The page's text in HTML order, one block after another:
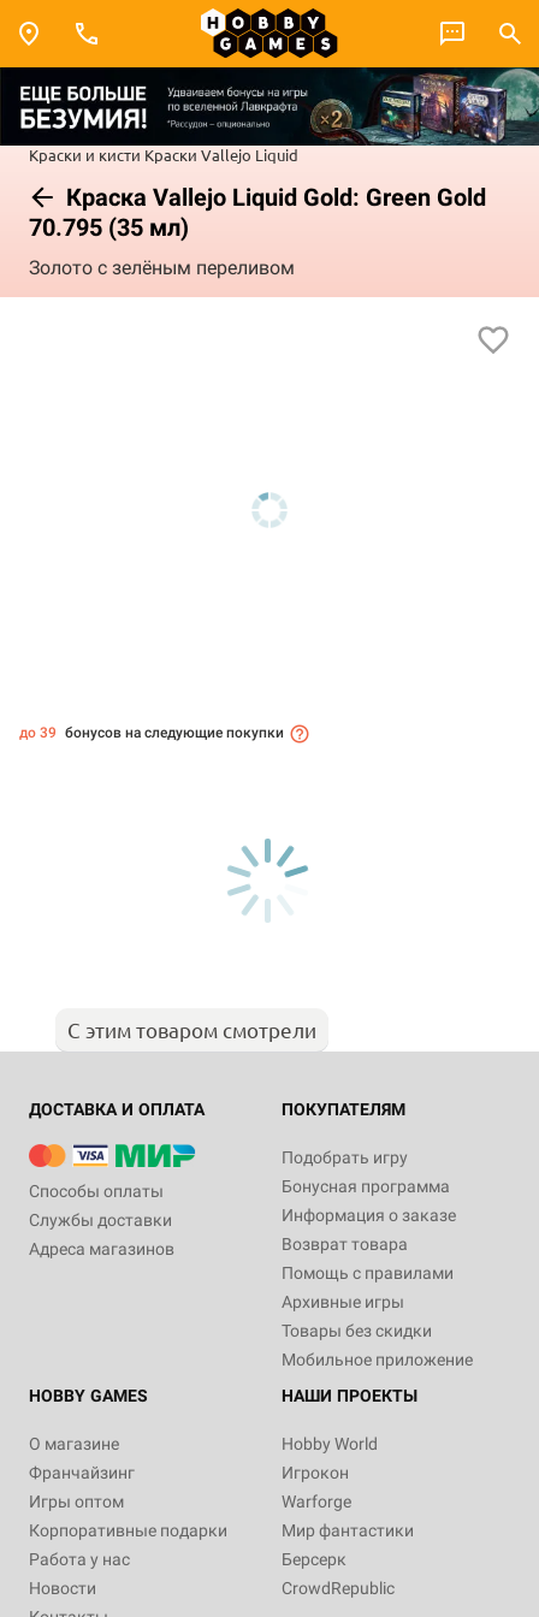
Краски и кисти Краски Vallejo Liquid
Краска Vallejo Liquid Gold: Green Gold
70.795 (35 мл)
Золото с зелёным переливом
до 39 бонусов на следующие покупки
С этим товаром смотрели
ДОСТАВКА И ОПЛАТА
Способы оплаты
Службы доставки
Адреса магазинов
ПОКУПАТЕЛЯМ
Подобрать игру
Бонусная программа
Информация о заказе
Возврат товара
Помощь с правилами
Архивные игры
Товары без скидки
Мобильное приложение
HOBBY GAMES
О магазине
Франчайзинг
Игры оптом
Корпоративные подарки
Работа у нас
Новости
НАШИ ПРОЕКТЫ
Hobby World
Игрокон
Warforge
Мир фантастики
Берсерк
CrowdRepublic